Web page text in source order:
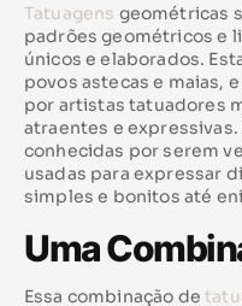
Tatuagens geométricas
padrões geométricos e
únicos e elaborados.
povos astecas e maias,
por artistas tatuadores
atraentes e expressivas.
conhecidas por serem
usadas para expressar
simples e bonitos até
Uma
Essa combinação de